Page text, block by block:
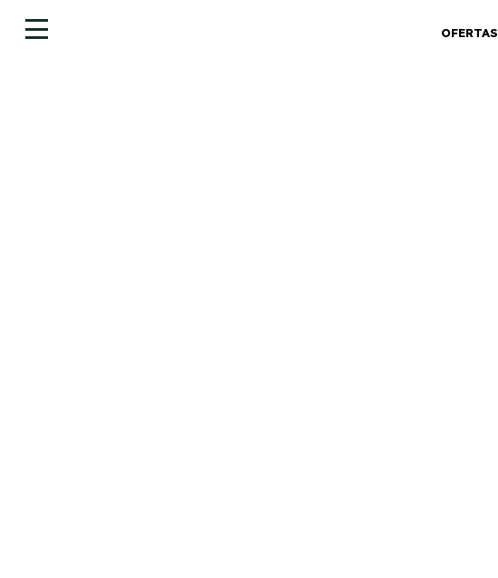
OFERTAS